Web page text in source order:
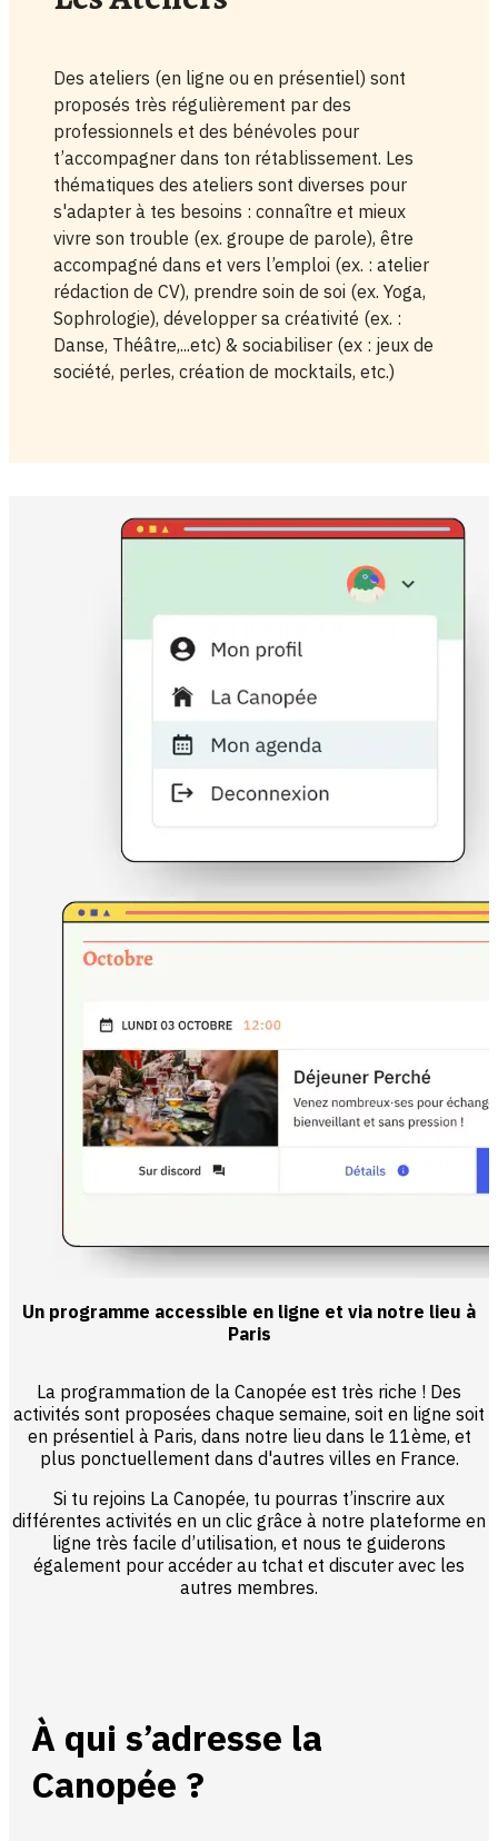
Des ateliers (en ligne ou en présentiel) sont
proposés très régulièrement par des
professionnels et des bénévoles pour
t’accompagner dans ton rétablissement. Les
thématiques des ateliers sont diverses pour
s'adapter à tes besoins : connaître et mieux
vivre son trouble (ex. groupe de parole), être
accompagné dans et vers l’emploi (ex. : atelier
rédaction de CV), prendre soin de soi (ex. Yoga,
Sophrologie), développer sa créativité (ex. :
Danse, Théâtre,...etc) & sociabiliser (ex : jeux de
société, perles, création de mocktails, etc.)
Un programme accessible en ligne et via notre lieu à
Paris
La programmation de la Canopée est très riche ! Des
activités sont proposées chaque semaine, soit en ligne soit
en présentiel à Paris, dans notre lieu dans le 11ème, et
plus ponctuellement dans d'autres villes en France.
Si tu rejoins La Canopée, tu pourras t’inscrire aux
différentes activités en un clic grâce à notre plateforme en
ligne très facile d’utilisation, et nous te guiderons
également pour accéder au tchat et discuter avec les
autres membres.
À qui s’adresse la
Canopée ?